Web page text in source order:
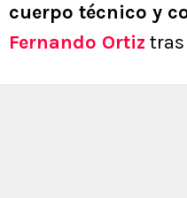
cuerpo técnico y
Fernando Ortiz